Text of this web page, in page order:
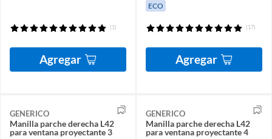
(1)
Agregar
ECO
(17)
Agregar
GENERICO
Manilla parche derecha L42
para ventana proyectante 3
GENERICO
Manilla parche derecha L42
para ventana proyectante 4